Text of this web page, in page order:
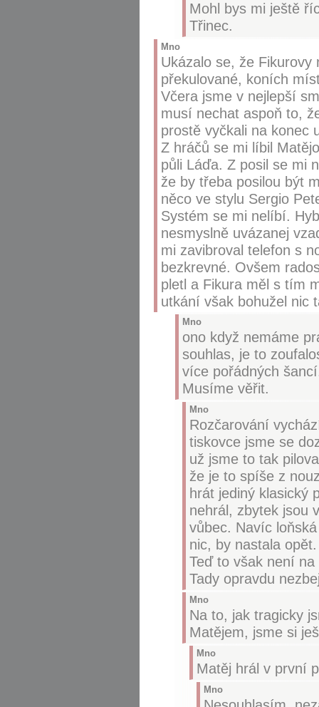
Mohl bys mi ještě
Třinec.
Mno
Ukázalo se, že
překulované, koních
Včera jsme v nejlepší
musí nechat aspoň to,
prostě vyčkali na konec
Z hráčů se mi líbil
půli Láďa. Z posil se mi
že by třeba posilou být
něco ve stylu Sergio
Systém se mi nelíbí.
nesmyslně uvázanej
mi zavibroval telefon s
bezkrevné. Ovšem
pletl a Fikura měl s tím
utkání však bohužel nic
Mno
ono když nemáme
souhlas, je to
více pořádných
Musíme věřit.
Mno
Rozčarování
tiskovce jsme se
už jsme to tak
že je to spíše z
hrát jediný klasický
nehrál, zbytek jsou
vůbec. Navíc
nic, by nastala
Teď to však není na
Tady opravdu
Mno
Na to, jak tragicky
Matějem, jsme si
Mno
Matěj hrál v první
Mno